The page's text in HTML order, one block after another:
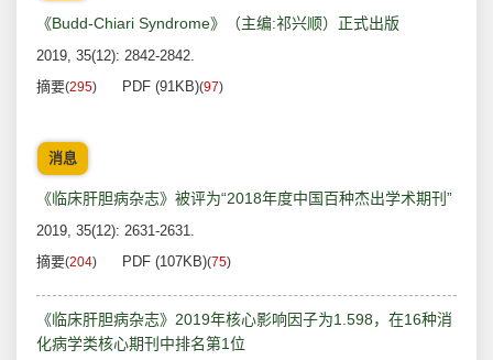
《Budd-Chiari Syndrome》（主编:祁兴顺）正式出版
2019, 35(12): 2842-2842.
摘要(295) PDF (91KB)(97)
消息
《临床肝胆病杂志》被评为“2018年度中国百种杰出学术期刊”
2019, 35(12): 2631-2631.
摘要(204) PDF (107KB)(75)
《临床肝胆病杂志》2019年核心影响因子为1.598，在16种消
化病学类核心期刊中排名第1位